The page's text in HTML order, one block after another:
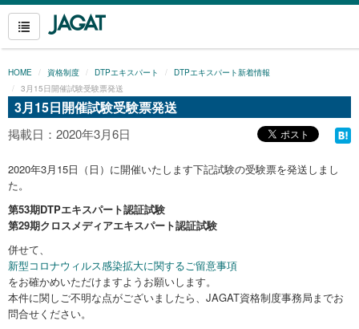
HOME 資格制度 DTPエキスパート
DTPエキスパート新着情報
3月15日開催試験受験票発送
3月15日開催試験受験票発送
掲載日：2020年3月6日
2020年3月15日（日）に開催いたします下記試験の受験票を発送しまし
た。
第53期DTPエキスパート認証試験
第29期クロスメディアエキスパート認証試験
併せて、
新型コロナウィルス感染拡大に関するご留意事項
をお確かめいただけますようお願いします。
本件に関しご不明な点がございましたら、JAGAT資格制度事務局までお
問合せください。